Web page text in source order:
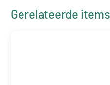
Gerelateerde items